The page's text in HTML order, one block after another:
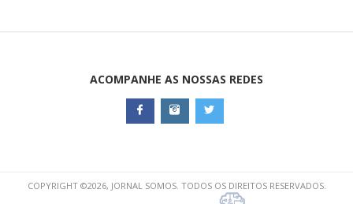
ACOMPANHE AS NOSSAS REDES
COPYRIGHT ©2026, JORNAL SOMOS. TODOS OS DIREITOS RESERVADOS.